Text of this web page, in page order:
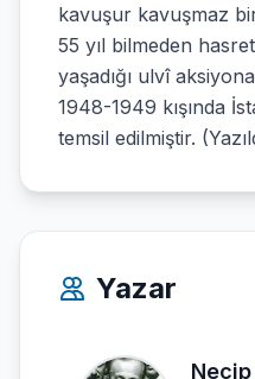
kavuşur kavuşmaz
55 yıl bilmeden
yaşadığı ulvî
1948-1949 kışında
temsil edilmiştir.
Yazar
Necip